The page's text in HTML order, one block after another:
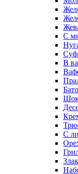
С
В
С